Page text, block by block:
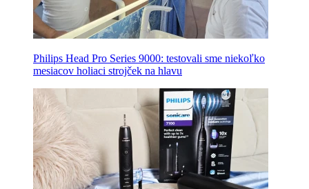
Philips Head Pro Series 9000: testovali sme niekoľko
mesiacov holiaci strojček na hlavu